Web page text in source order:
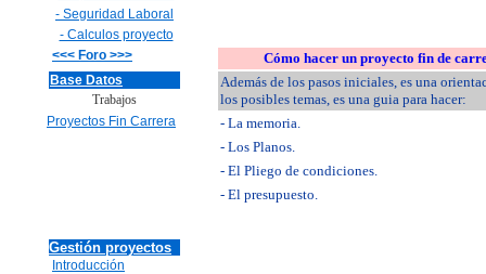
- Seguridad Laboral
- Calculos proyecto
<<< Foro >>>
Base Datos
Trabajos
Proyectos Fin Carrera
Gestión proyectos
Introducción
Cómo hacer un proyecto fin de
Además de los pasos iniciales, es una
los posibles temas, es una guia para hacer:
- La memoria.
- Los Planos.
- El Pliego de condiciones.
- El presupuesto.